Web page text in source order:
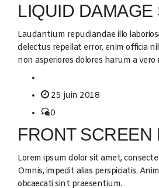
LIQUID DAMAGE
Laudantium repudiandae illo
delectus repellat error, enim officia
non asperiores dolores harum a vero
25 juin 2018
0
FRONT SCREEN
Lorem ipsum dolor sit amet,
Omnis, impedit alias perspiciatis.
obcaecati sint praesentium.